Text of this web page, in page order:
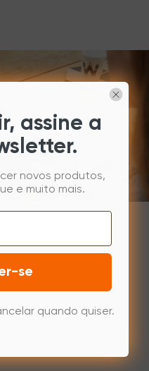
assine a
novos produtos,
e muito mais.
se
quando quiser.